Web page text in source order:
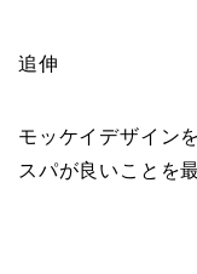
追伸
モッケイデザイン
スパが良いことを